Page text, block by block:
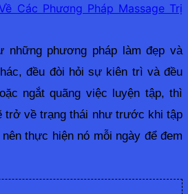
Các Phương Pháp Massage Trị
những phương pháp làm đẹp và
đều đòi hỏi sự kiên trì và đều
ngắt quãng việc luyện tập, thì
trở về trạng thái như trước khi tập
thực hiện nó mỗi ngày để đem